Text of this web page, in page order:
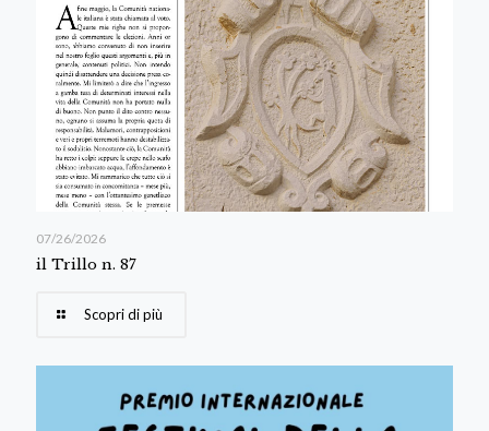
07/26/2026
il Trillo n. 87
Scopri di più